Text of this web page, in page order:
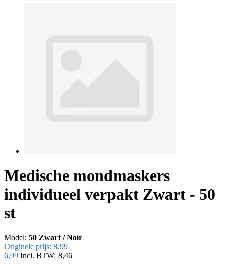
Medische mondmaskers
individueel verpakt Zwart - 50
st
Model: 50 Zwart / Noir
Originele prijs:8,99
6,99 Incl. BTW: 8,46